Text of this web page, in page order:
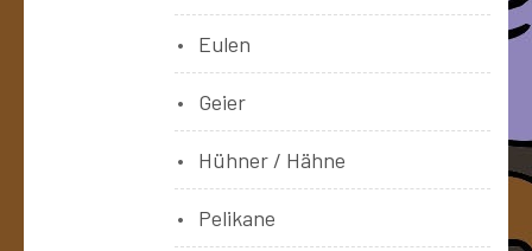
Eulen
Geier
Hühner / Hähne
Pelikane